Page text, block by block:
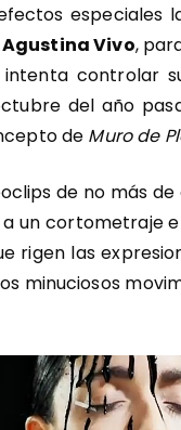
especiales
Agustina Vivo,
controlar
del año
de Muro de
de no más
un cortometraje
rigen las
minuciosos